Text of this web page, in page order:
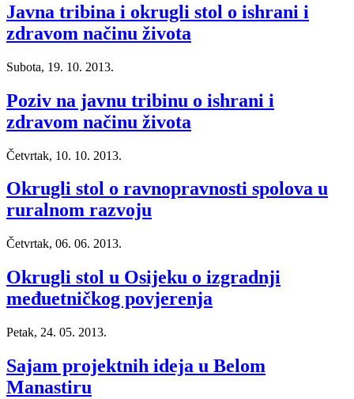
Javna tribina i okrugli stol o ishrani i
zdravom načinu života
Subota, 19. 10. 2013.
Poziv na javnu tribinu o ishrani i
zdravom načinu života
Četvrtak, 10. 10. 2013.
Okrugli stol o ravnopravnosti spolova u
ruralnom razvoju
Četvrtak, 06. 06. 2013.
Okrugli stol u Osijeku o izgradnji
međuetničkog povjerenja
Petak, 24. 05. 2013.
Sajam projektnih ideja u Belom
Manastiru